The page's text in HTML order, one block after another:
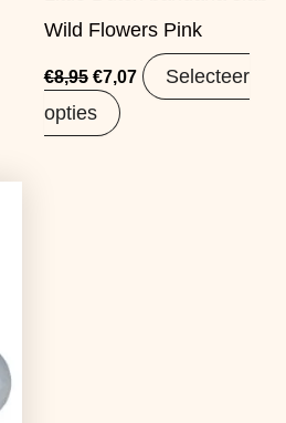
Wild Flowers Pink
€8,95 €7,07
Selecteer
opties